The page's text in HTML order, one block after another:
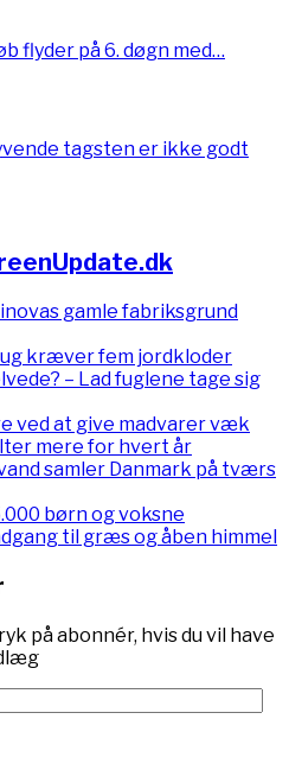
flyder på 6. døgn med…
tagsten er ikke godt
gamle fabriksgrund
kræver fem jordkloder
– Lad fuglene tage sig
ved at give madvarer væk
mere for hvert år
samler Danmark på tværs
børn og voksne
til græs og åben himmel
på abonnér, hvis du vil have